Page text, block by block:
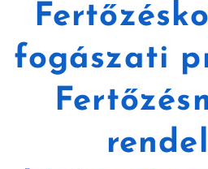
fogászati